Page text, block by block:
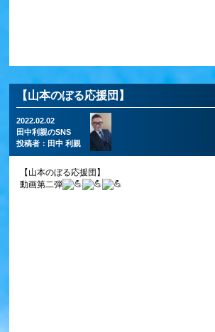
【山本のぼる応援団】
2022.02.02
田中利親のSNS
投稿者： 田中 利親
【山本のぼる応援団】
動画第二弾